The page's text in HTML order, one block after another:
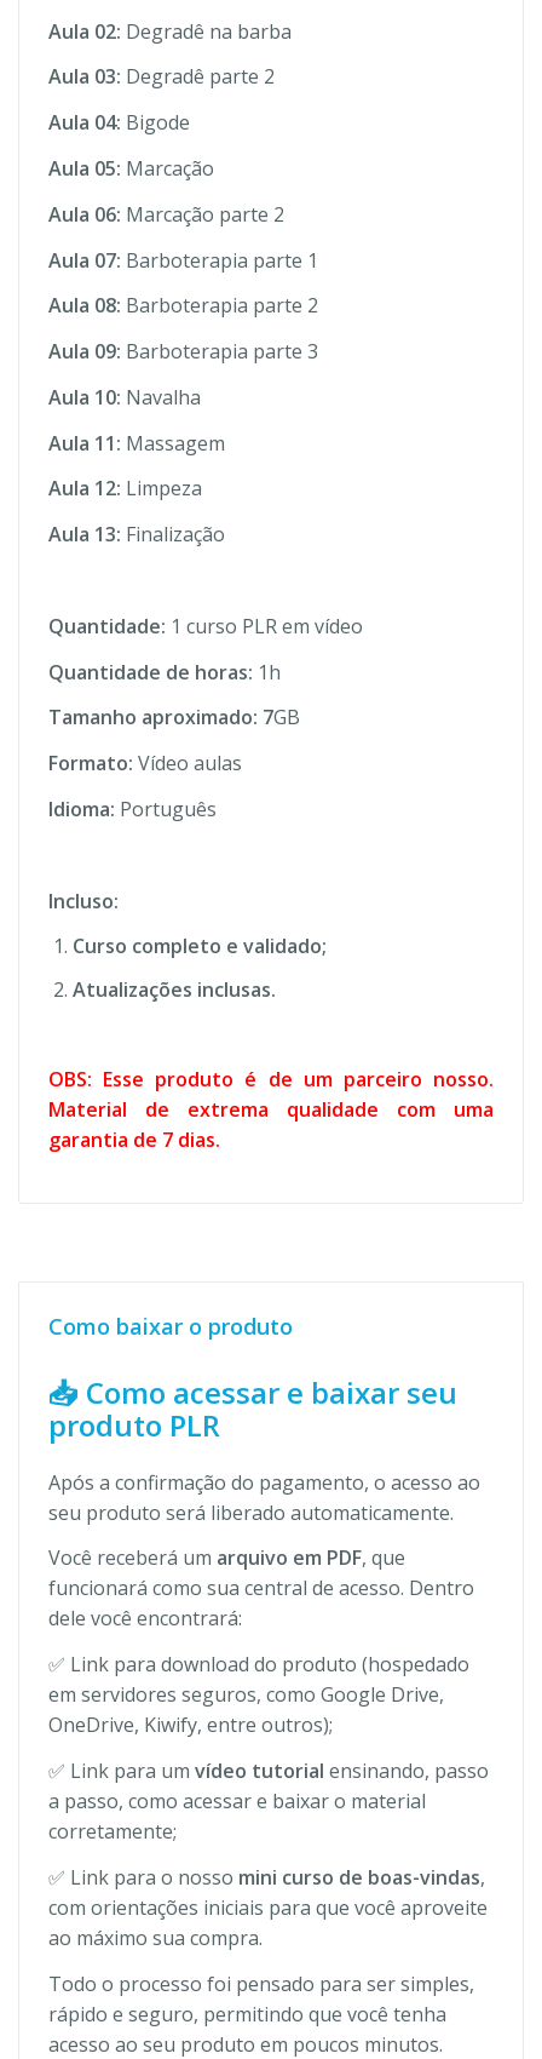
Aula 02: Degradê na barba
Aula 03: Degradê parte 2
Aula 04: Bigode
Aula 05: Marcação
Aula 06: Marcação parte 2
Aula 07: Barboterapia parte 1
Aula 08: Barboterapia parte 2
Aula 09: Barboterapia parte 3
Aula 10: Navalha
Aula 11: Massagem
Aula 12: Limpeza
Aula 13: Finalização
Quantidade: 1 curso PLR em vídeo
Quantidade de horas: 1h
Tamanho aproximado: 7GB
Formato: Vídeo aulas
Idioma: Português
Incluso:
Curso completo e validado;
Atualizações inclusas.
OBS: Esse produto é de um parceiro nosso.
Material de extrema qualidade com uma
garantia de 7 dias.
Como baixar o produto
📥 Como acessar e baixar seu
produto PLR
Após a confirmação do pagamento, o acesso ao
seu produto será liberado automaticamente.
Você receberá um arquivo em PDF, que
funcionará como sua central de acesso. Dentro
dele você encontrará:
✅ Link para download do produto (hospedado
em servidores seguros, como Google Drive,
OneDrive, Kiwify, entre outros);
✅ Link para um vídeo tutorial ensinando, passo
a passo, como acessar e baixar o material
corretamente;
✅ Link para o nosso mini curso de boas-vindas,
com orientações iniciais para que você aproveite
ao máximo sua compra.
Todo o processo foi pensado para ser simples,
rápido e seguro, permitindo que você tenha
acesso ao seu produto em poucos minutos.